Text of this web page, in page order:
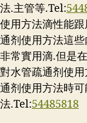
法.主管等.Tel:
使用方法滴性能
通剂使用方法這
非常實用滴.但是
對水管疏通剂使
通剂使用方法時
法.Tel:54485818